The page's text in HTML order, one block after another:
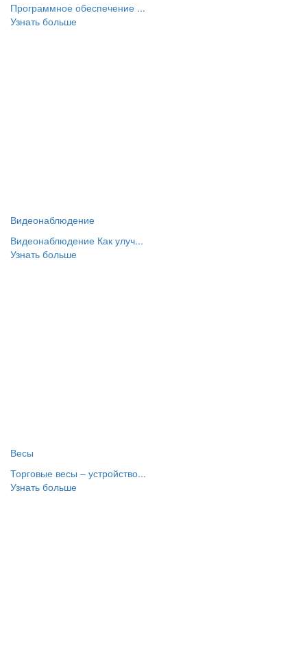
Программное обеспечение ...
Узнать больше
Видеонаблюдение
Видеонаблюдение Как улуч...
Узнать больше
Весы
Торговые весы – устройство...
Узнать больше